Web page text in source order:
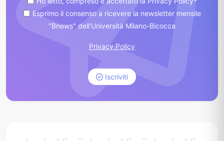
Esprimo il consenso a ricevere la newsletter mensile
"Bnews" dell'Università Milano-Bicocca
Privacy Policy
Iscriviti